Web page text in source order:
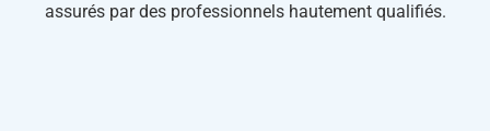
assurés par des professionnels hautement qualifiés.